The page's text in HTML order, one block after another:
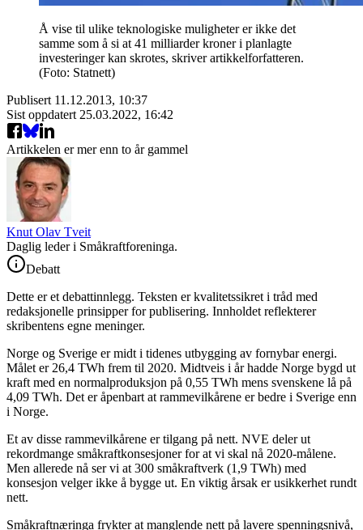
Å vise til ulike teknologiske muligheter er ikke det
samme som å si at 41 milliarder kroner i planlagte
investeringer kan skrotes, skriver artikkelforfatteren.
(Foto: Statnett)
Publisert 11.12.2013, 10:37
Sist oppdatert 25.03.2022, 16:42
Artikkelen er mer enn to år gammel
Knut Olav Tveit
Daglig leder i Småkraftforeninga.
Debatt
Dette er et debattinnlegg. Teksten er kvalitetssikret i tråd med
redaksjonelle prinsipper for publisering. Innholdet reflekterer
skribentens egne meninger.
Norge og Sverige er midt i tidenes utbygging av fornybar energi.
Målet er 26,4 TWh frem til 2020. Midtveis i år hadde Norge bygd ut
kraft med en normalproduksjon på 0,55 TWh mens svenskene lå på
4,09 TWh. Det er åpenbart at rammevilkårene er bedre i Sverige enn
i Norge.
Et av disse rammevilkårene er tilgang på nett. NVE deler ut
rekordmange småkraftkonsesjoner for at vi skal nå 2020-målene.
Men allerede nå ser vi at 300 småkraftverk (1,9 TWh) med
konsesjon velger ikke å bygge ut. En viktig årsak er usikkerhet rundt
nett.
Småkraftnæringa frykter at manglende nett på lavere spenningsnivå,